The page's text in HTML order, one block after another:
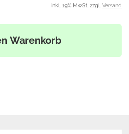
inkl. 19% MwSt. zzgl. Versand
Warenkorb